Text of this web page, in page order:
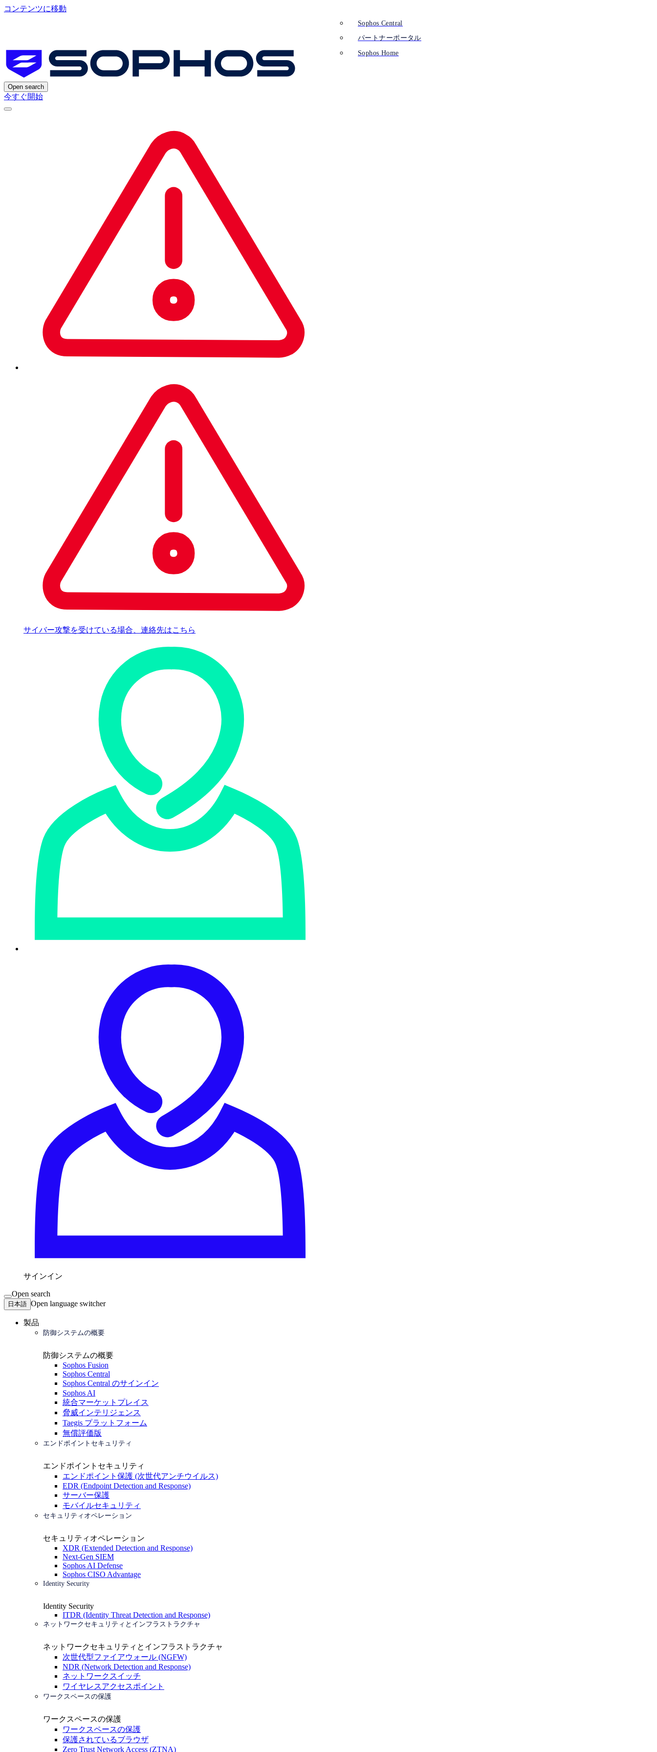
コンテンツに移動
Open search
今すぐ開始
サイバー攻撃を受けている場合、連絡先はこちら
サインイン
Sophos Central
パートナーポータル
Sophos Home
Open search
日本語 Open language switcher
製品
防御システムの概要
防御システムの概要
Sophos Fusion
Sophos Central
Sophos Central のサインイン
Sophos AI
統合マーケットプレイス
脅威インテリジェンス
Taegis プラットフォーム
無償評価版
エンドポイントセキュリティ
エンドポイントセキュリティ
エンドポイント保護 (次世代アンチウイルス)
EDR (Endpoint Detection and Response)
サーバー保護
モバイルセキュリティ
セキュリティオペレーション
セキュリティオペレーション
XDR (Extended Detection and Response)
Next-Gen SIEM
Sophos AI Defense
Sophos CISO Advantage
Identity Security
Identity Security
ITDR (Identity Threat Detection and Response)
ネットワークセキュリティとインフラストラクチャ
ネットワークセキュリティとインフラストラクチャ
次世代型ファイアウォール (NGFW)
NDR (Network Detection and Response)
ネットワークスイッチ
ワイヤレスアクセスポイント
ワークスペースの保護
ワークスペースの保護
ワークスペースの保護
保護されているブラウザ
Zero Trust Network Access (ZTNA)